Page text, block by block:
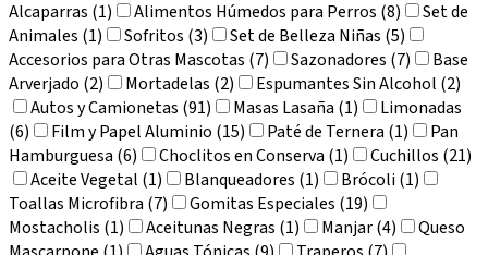
Alcaparras (1)
Alimentos Húmedos para Perros (8)
Set de
Animales (1)
Sofritos (3)
Set de Belleza Niñas (5)
Accesorios para Otras Mascotas (7)
Sazonadores (7)
Base
Arverjado (2)
Mortadelas (2)
Espumantes Sin Alcohol (2)
Autos y Camionetas (91)
Masas Lasaña (1)
Limonadas
(6)
Film y Papel Aluminio (15) Paté de Ternera (1)
Pan
Hamburguesa (6)
Choclitos en Conserva (1)
Cuchillos (21)
Aceite Vegetal (1)
Blanqueadores (1)
Brócoli (1)
Toallas Microfibra (7)
Gomitas Especiales (19)
Mostacholis (1)
Aceitunas Negras (1) Manjar (4)
Queso